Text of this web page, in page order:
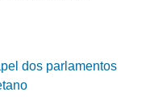
dos parlamentos